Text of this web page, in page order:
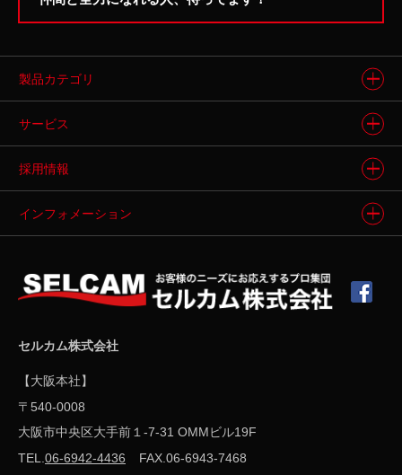
当サイトでは、一部のコンテンツについて
Cookie（クッキー）を利用しています。
Cookieとは、サイトにアクセスした際にブラウザ
に保存される情報ですが、お名前やメールアドレ
ス等の個人情報は含まれません。
当サイトにアクセスいただいた方々に効果的な広
告を配信するためやアクセス解析にCookieの情報
にすることも可能です。
当サイトで利用しているアクセス解析、広告サー
・グーグルアナリティクス
SNSご利用時の留意事項
キングサービス（以下「SNS」）のボタンを設置し
製品カテゴリ
製品情報トップ
インクジェット
フィニッシング
サービス
セルカムの強み
製品動画ギャラリー
ソリューション
採用情報
採用情報トップ
募集要項
インフォメーション
新着情報
お問い合わせ・お見積もり
サイトマップ
セルカム株式会社
【大阪本社】
〒540-0008
大阪市中央区大手前１-7-31 OMMビル19F
TEL. 06-6942-4436 FAX.06-6943-7468